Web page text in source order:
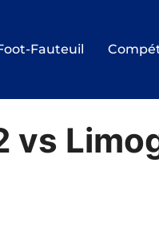
Fauteuil
vs